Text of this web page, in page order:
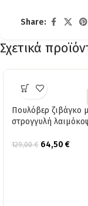
Share:
Σχετικά
Πουλόβερ ζιβάγκο
στρογγυλή
129,00€ 64,50 €